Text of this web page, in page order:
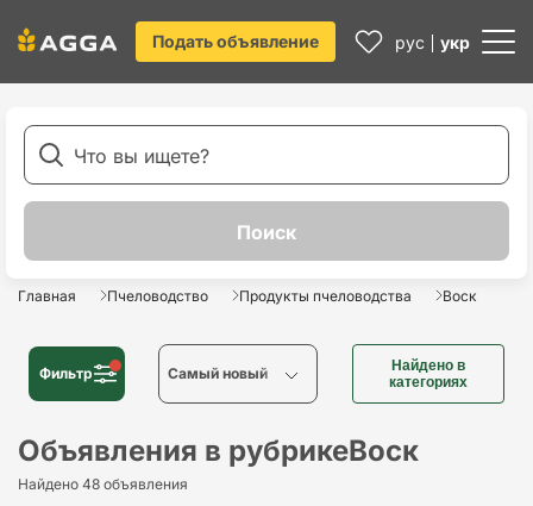
Подать объявление рус укр
Главная Пчеловодство Продукты пчеловодства Воск
Фильтр Cамый новый
Cамый новый
Найдено в
категориях
Объявления в рубрикеВоск
Найдено 48 объявления